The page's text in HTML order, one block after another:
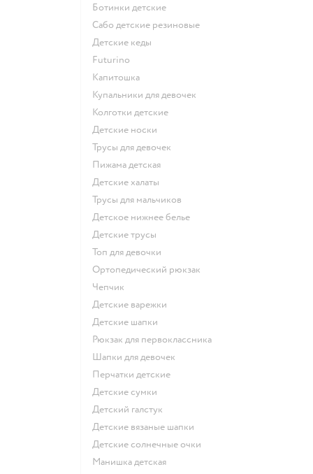
Ботинки детские
Сабо детские резиновые
Детские кеды
Futurino
Капитошка
Купальники для девочек
Колготки детские
Детские носки
Трусы для девочек
Пижама детская
Детские халаты
Трусы для мальчиков
Детское нижнее белье
Детские трусы
Топ для девочки
Ортопедический рюкзак
Чепчик
Детские варежки
Детские шапки
Рюкзак для первоклассника
Шапки для девочек
Перчатки детские
Детские сумки
Детский галстук
Детские вязаные шапки
Детские солнечные очки
Манишка детская